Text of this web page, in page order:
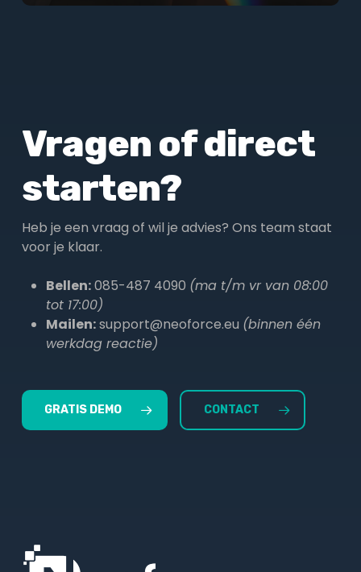
Vragen of direct
starten?
Heb je een vraag of wil je advies? Ons team staat
voor je klaar.
Bellen:085-487 4090 (ma t/m vr van 08:00
tot 17:00)
Mailen:support@neoforce.eu (binnen één
werkdag reactie)
GRATIS DEMO CONTACT